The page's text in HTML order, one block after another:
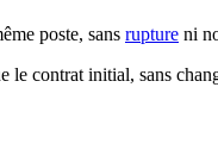
poste, sans rupture ni
le contrat initial, sans